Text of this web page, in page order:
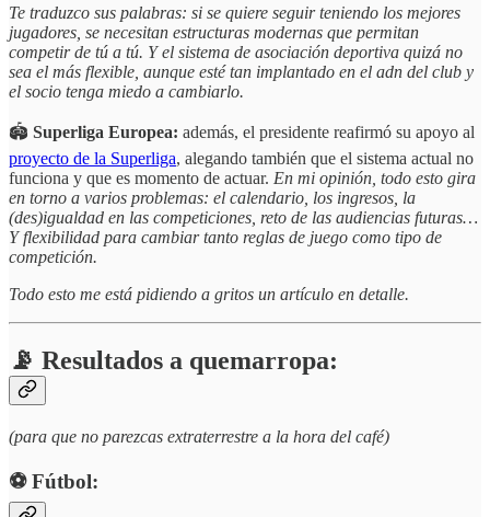
Te traduzco sus palabras: si se quiere seguir teniendo los mejores
jugadores, se necesitan estructuras modernas que permitan
competir de tú a tú. Y el sistema de asociación deportiva quizá no
sea el más flexible, aunque esté tan implantado en el adn del club y
el socio tenga miedo a cambiarlo.
🏟️ Superliga Europea: además, el presidente reafirmó su apoyo al
proyecto de la Superliga, alegando también que el sistema actual no
funciona y que es momento de actuar. En mi opinión, todo esto gira
en torno a varios problemas: el calendario, los ingresos, la
(des)igualdad en las competiciones, reto de las audiencias futuras…
Y flexibilidad para cambiar tanto reglas de juego como tipo de
competición.
Todo esto me está pidiendo a gritos un artículo en detalle.
📡 Resultados a quemarropa:
(para que no parezcas extraterrestre a la hora del café)
⚽️ Fútbol: